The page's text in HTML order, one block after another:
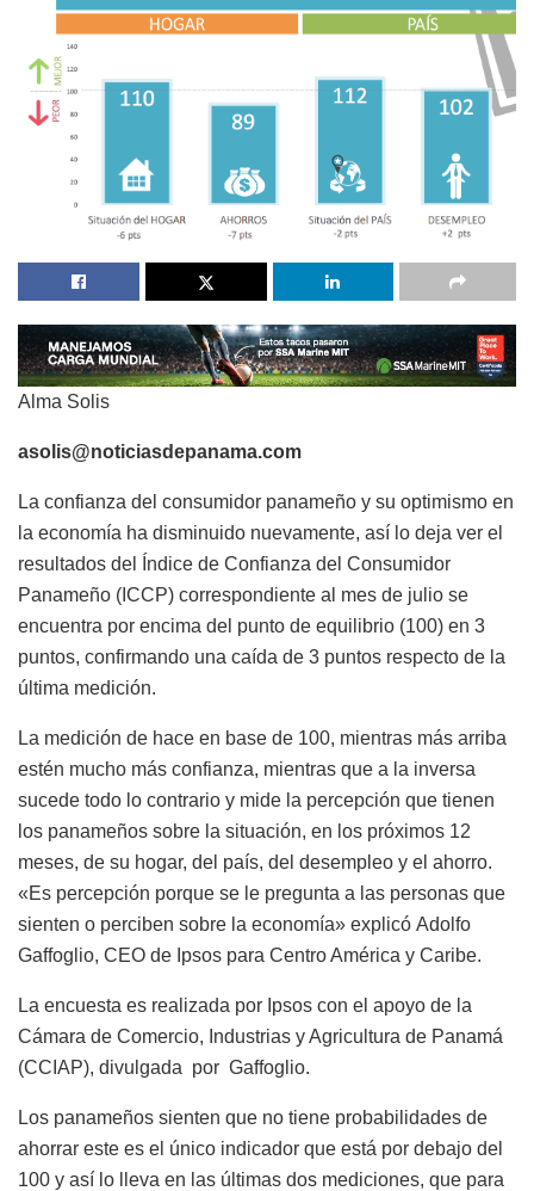
Alma Solis
asolis@noticiasdepanama.com
La confianza del consumidor panameño y su optimismo en
la economía ha disminuido nuevamente, así lo deja ver el
resultados del
Índice de Confianza del Consumidor
Panameño (ICCP) correspondiente al mes de julio se
encuentra por encima del punto de equilibrio (100) en 3
puntos, confirmando una caída de 3 puntos respecto de la
última medición.
La medición de hace en base de 100, mientras más arriba
estén mucho más confianza, mientras que a la inversa
sucede todo lo contrario y mide la percepción que tienen
los panameños sobre la situación, en los próximos 12
meses, de su hogar, del país, del desempleo y el ahorro.
«Es percepción porque se le pregunta a las personas que
sienten o perciben sobre la economía» explicó Adolfo
Gaffoglio, CEO de Ipsos para Centro América y Caribe.
La encuesta es realizada por Ipsos con el apoyo de la
Cámara de Comercio, Industrias y Agricultura de Panamá
(CCIAP), divulgada por Gaffoglio.
Los panameños sienten que no tiene probabilidades de
ahorrar este es el único indicador que está por debajo del
100 y así lo lleva en las últimas dos mediciones, que para